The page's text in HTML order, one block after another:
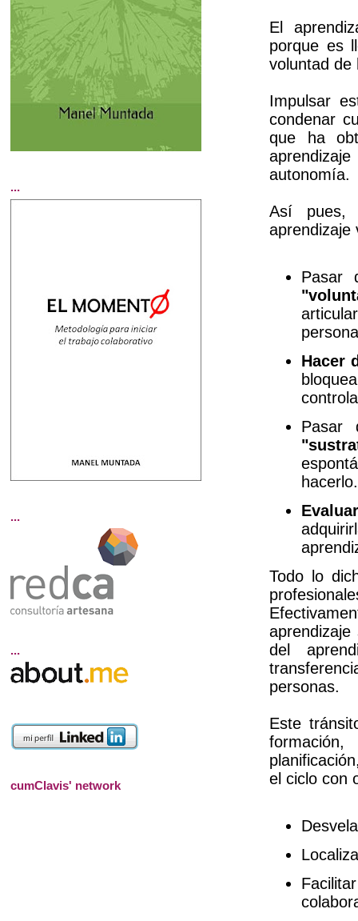
El
porque es
voluntad de
Impulsar
condenar
que ha
autonomía.
Así pues,
aprendizaje
Pasar
Hacer
Pasar
hacerlo.
Todo lo
aprendizaje
del
personas.
Este trá
el ciclo con
...
...
...
cumClavis' network